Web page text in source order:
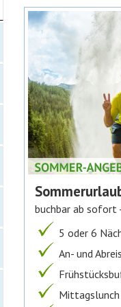
buchbar ab sofort
5 oder 6
An- und